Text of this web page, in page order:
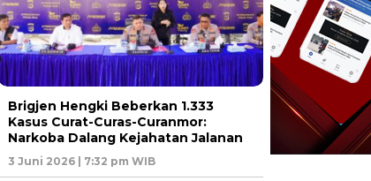
Brigjen Hengki Beberkan 1.333
Kasus Curat-Curas-Curanmor:
Narkoba Dalang Kejahatan Jalanan
3 Juni 2026 | 7:32 pm WIB